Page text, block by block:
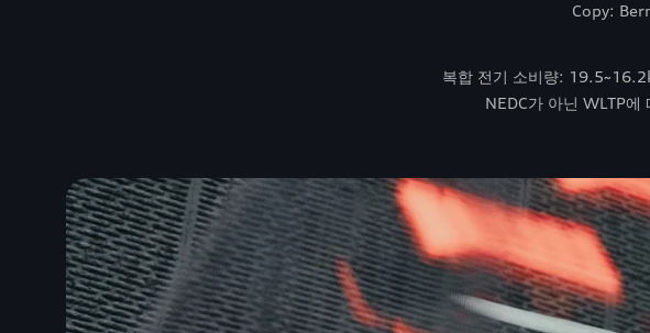
Copy:
복합 전기 소비량:
NEDC가 아닌 WLTP에